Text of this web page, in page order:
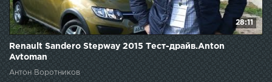
28:11
Renault Sandero Stepway 2015 Тест-драйв.Anton
Avtoman
Антон Воротников